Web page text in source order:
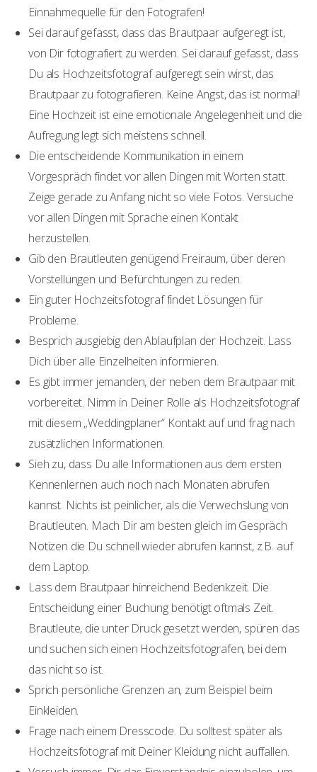
Einnahmequelle für den Fotografen!
Sei darauf gefasst, dass das Brautpaar aufgeregt ist,
von Dir fotografiert zu werden. Sei darauf gefasst, dass
Du als Hochzeitsfotograf aufgeregt sein wirst, das
Brautpaar zu fotografieren. Keine Angst, das ist normal!
Eine Hochzeit ist eine emotionale Angelegenheit und die
Aufregung legt sich meistens schnell.
Die entscheidende Kommunikation in einem
Vorgespräch findet vor allen Dingen mit Worten statt.
Zeige gerade zu Anfang nicht so viele Fotos. Versuche
vor allen Dingen mit Sprache einen Kontakt
herzustellen.
Gib den Brautleuten genügend Freiraum, über deren
Vorstellungen und Befürchtungen zu reden.
Ein guter Hochzeitsfotograf findet Lösungen für
Probleme.
Besprich ausgiebig den Ablaufplan der Hochzeit. Lass
Dich über alle Einzelheiten informieren.
Es gibt immer jemanden, der neben dem Brautpaar mit
vorbereitet. Nimm in Deiner Rolle als Hochzeitsfotograf
mit diesem „Weddingplaner“ Kontakt auf und frag nach
zusätzlichen Informationen.
Sieh zu, dass Du alle Informationen aus dem ersten
Kennenlernen auch noch nach Monaten abrufen
kannst. Nichts ist peinlicher, als die Verwechslung von
Brautleuten. Mach Dir am besten gleich im Gespräch
Notizen die Du schnell wieder abrufen kannst, z.B. auf
dem Laptop.
Lass dem Brautpaar hinreichend Bedenkzeit. Die
Entscheidung einer Buchung benötigt oftmals Zeit.
Brautleute, die unter Druck gesetzt werden, spüren das
und suchen sich einen Hochzeitsfotografen, bei dem
das nicht so ist.
Sprich persönliche Grenzen an, zum Beispiel beim
Einkleiden.
Frage nach einem Dresscode. Du solltest später als
Hochzeitsfotograf mit Deiner Kleidung nicht auffallen.